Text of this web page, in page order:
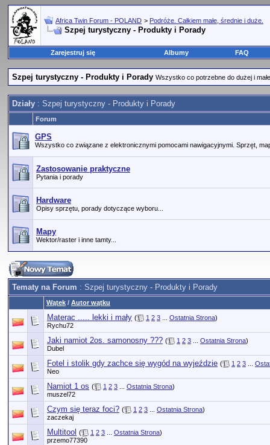
Africa Twin Forum - POLAND > Podróże. Całkiem małe, średnie i duże.
Szpej turystyczny - Produkty i Porady
Zarejestruj się Albumy FAQ
Szpej turystyczny - Produkty i Porady Wszystko co potrzebne do dużej i
Działy : Szpej turystyczny - Produkty i Porady
Forum
GPS
Wszystko co związane z elektronicznymi pomocami nawigacyjnymi. Sprzęt,
Zastosowanie praktyczne
Pytania i porady
Hardware
Opisy sprzętu, porady dotyczące wyboru...
Mapy
Wektor/raster i inne tamty...
Tematy na Forum : Szpej turystyczny - Produkty i Porady
Wątek / Autor wątku
Materac ..... lekki i mały ( 1 2 3 Ostatnia Strona)
Rychu72
Jaki namiot 2os. samonosny ??? ( 1 2 3 Ostatnia Strona)
Dubel
Fotel i stolik gdy zachce się wygód na wyjeździe ( 1 2 3
Neo
Namiot 1 os ( 1 2 3 Ostatnia Strona)
muszel72
Czym się teraz foci? ( 1 2 3 Ostatnia Strona)
zaczekaj
Multitool ( 1 2 3 Ostatnia Strona)
przemo77390